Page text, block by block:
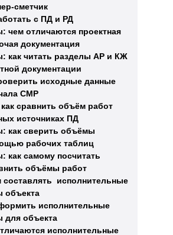
сметчик
с ПД и РД
чем отличаются проектная
документация
как читать разделы АР и КЖ
документации
исходные данные
СМР
сравнить объём работ
источниках ПД
как сверить объёмы
рабочих таблиц
как самому посчитать
объёмы работ
составлять исполнительные
объекта
исполнительные
для объекта
исполнительные